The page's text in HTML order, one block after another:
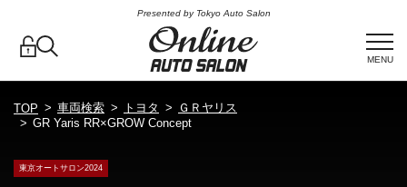
Presented by Tokyo Auto Salon
MENU
TOP 車両検索 トヨタ
ＧＲヤリス
GR Yaris RR×GROW Concept
東京オートサロン2024